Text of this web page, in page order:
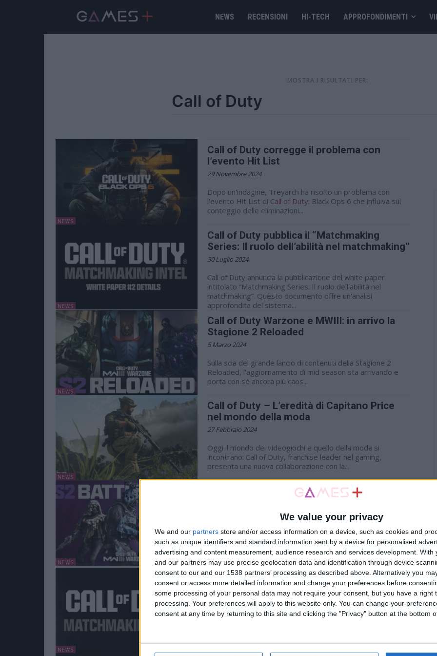
We value your privacy
We and our partners store and/or access information on a device, such as cookies and
such as unique identifiers and standard information sent by a device for personalised
advertising and content measurement, audience research and services development. With
and our partners may use precise geolocation data and identification through device
consent to our and our 1538 partners’ processing as described above. Alternatively you
consent or access more detailed information and change your preferences before
some processing of your personal data may not require your consent, but you have a right
processing. Your preferences will apply to this website only. You can change your
consent at any time by returning to this site and clicking the "Privacy" button at the bottom
NEWS RECENSIONI HI-TECH APPROFONDIMENTI
MOSTRA I RISULTATI PER:
NEWS
Call of Duty corregge il problema con
l’evento Hit List
29 Novembre 2024
Dopo un'indagine, Treyarch ha risolto un problema con
l'evento Hit List di Call of Duty: Black Ops 6 che influiva sul
conteggio delle eliminazioni....
NEWS
Call of Duty pubblica il “Matchmaking
Series: Il ruolo dell’abilità nel matchmaking”
30 Luglio 2024
Call of Duty annuncia la pubblicazione del white paper
intitolato “Matchmaking Series: Il ruolo dell'abilità nel
matchmaking”. Questo documento offre un'analisi
approfondita del sistema...
NEWS
Call of Duty Warzone e MWIII: in arrivo la
Stagione 2 Reloaded
5 Marzo 2024
Sulla scia del grande lancio di contenuti della Stagione 2
Reloaded, l'aggiornamento di mid season sta arrivando e
porta con sé ancora più caos...
NEWS
Call of Duty – L’eredità di Capitano Price
nel mondo della moda
27 Febbraio 2024
Oggi il mondo dei videogiochi e quello della moda si
incontrano: Call of Duty, franchise leader nel gaming,
presenta una nuova collaborazione con la...
NEWS
Call of Duty Modern Warfare III e Warzone:
La Season 2 di Call of Duty Modern Warfare III e Warzone è
in arrivo oggi alle 18.00! Con il lancio della Stagione arriva
anche...
NEWS
Call of Duty – uno sguardo approfondito
sul matchmaking
30 Gennaio 2024
Nelle scorse ore è stato pubblicato sul blog di Call of Duty